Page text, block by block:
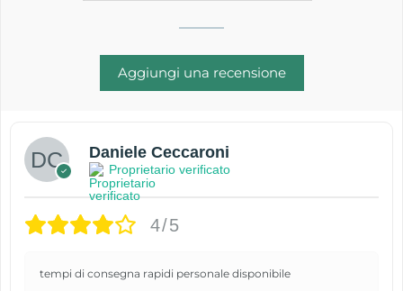
Aggiungi una recensione
Daniele Ceccaroni
Proprietario verificato
4/5
tempi di consegna rapidi personale disponibile